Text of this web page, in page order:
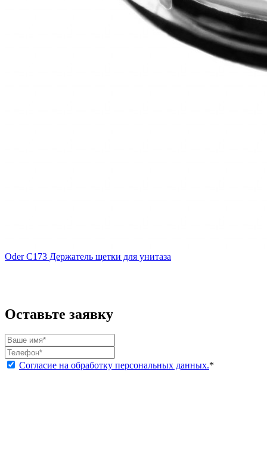
Oder C173 Держатель щетки для унитаза
Оставьте заявку
Согласие на обработку персональных данных.*